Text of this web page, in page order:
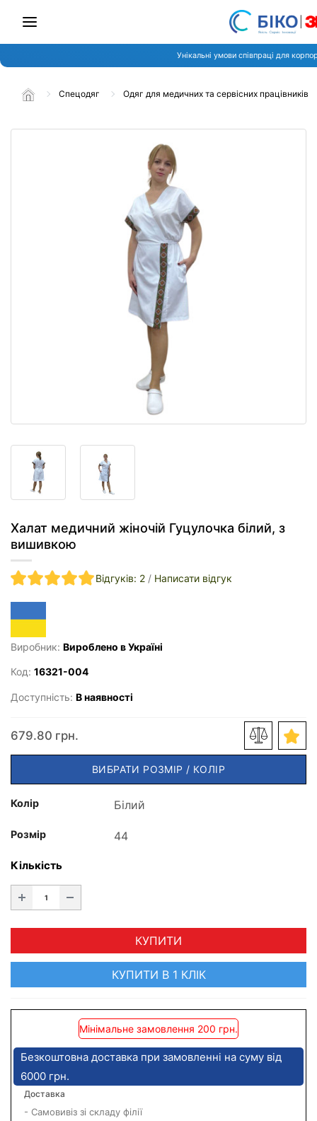
Унікальні умови співпраці для
Спецодяг Одяг для медичних та сервісних працівників
Халат медичний жіночій Гуцулочка білий, з
вишивкою
Відгуків: 2 / Написати відгук
Виробник: Вироблено в Україні
Код: 16321-004
Доступність: В наявності
679.80 грн.
ВИБРАТИ РОЗМІР / КОЛІР
Колір
Розмір
Кількість
КУПИТИ
КУПИТИ В 1 КЛІК
Мінімальне замовлення 200 грн.
Безкоштовна доставка при замовленні на суму від
6000 грн.
Доставка
- Самовивіз зі складу філії